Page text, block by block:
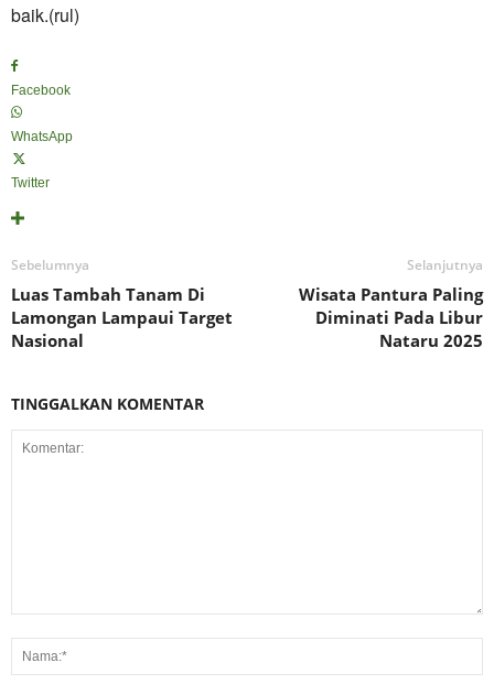
baik.(rul)
Facebook
WhatsApp
Twitter
Sebelumnya
Luas Tambah Tanam Di
Lamongan Lampaui Target
Nasional
Selanjutnya
Wisata Pantura Paling
Diminati Pada Libur
Nataru 2025
TINGGALKAN KOMENTAR